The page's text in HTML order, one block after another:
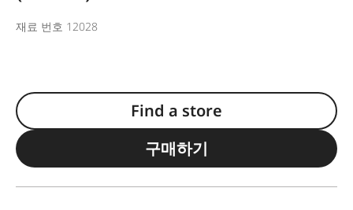
재료 번호 12028
Find a store
구매하기